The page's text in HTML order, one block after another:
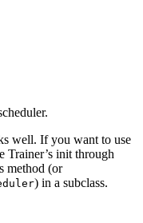
well. If you want to use
Trainer’s init through
method (or
) in a subclass.